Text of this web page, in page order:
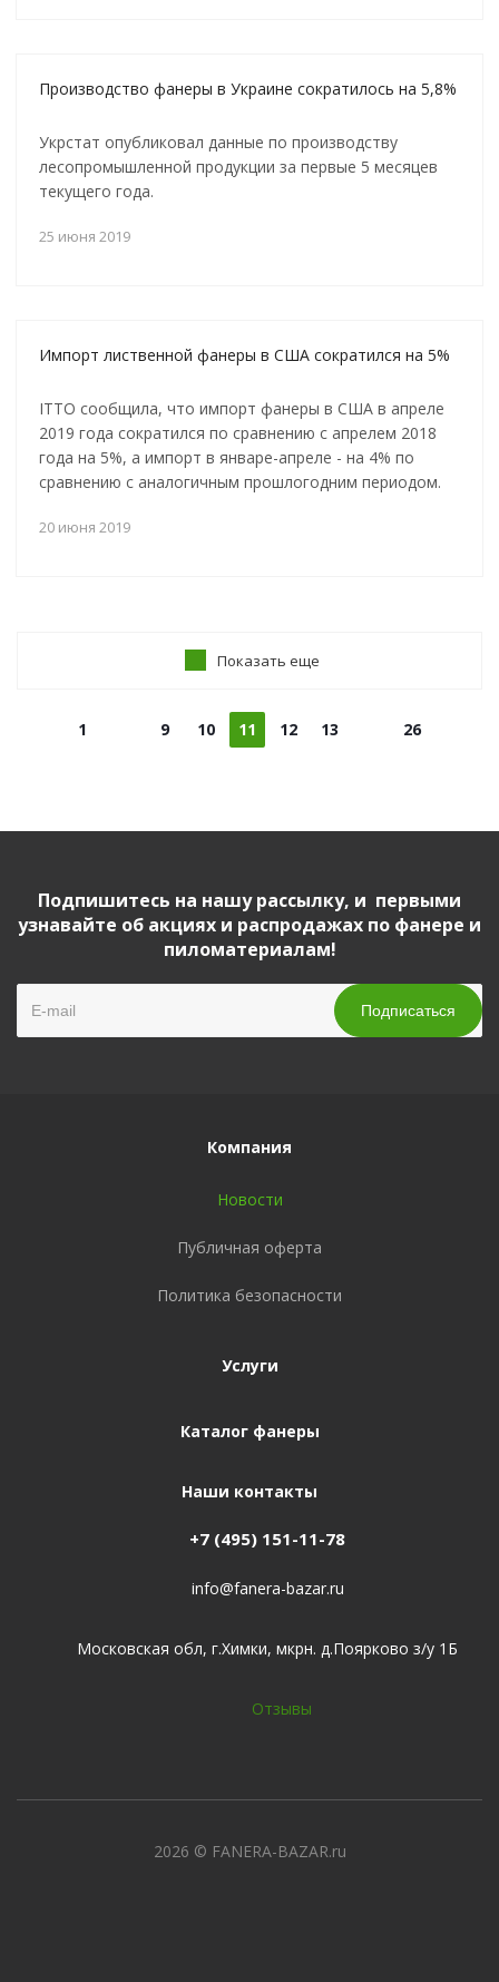
Производство фанеры в Украине сократилось на 5,8%
Укрстат опубликовал данные по производству
лесопромышленной продукции за первые 5 месяцев
текущего года.
25 июня 2019
Импорт лиственной фанеры в США сократился на 5%
ITTO сообщила, что импорт фанеры в США в апреле
2019 года сократился по сравнению с апрелем 2018
года на 5%, а импорт в январе-апреле - на 4% по
сравнению с аналогичным прошлогодним периодом.
20 июня 2019
Показать еще
1 9 10 11 12 13 26
Подпишитесь на нашу рассылку, и первыми
узнавайте об акциях и распродажах по фанере и
пиломатериалам!
Компания
Новости
Публичная оферта
Политика безопасности
Услуги
Каталог фанеры
Наши контакты
+7 (495) 151-11-78
info@fanera-bazar.ru
Московская обл, г.Химки, мкрн. д.Поярково з/у 1Б
Отзывы
2026 © FANERA-BAZAR.ru